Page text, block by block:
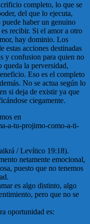
completo, lo que se
del que lo ejecuta,
haber un genuino
recibir. Si el amor a otro
hay dominio. Los
estas acciones destinadas
y confusion para quien no
queda la perversidad,
Eso es el completo
No se actua según lo
si deja de existir ya que
ciegamente.
en
a-tu-projimo-como-a-ti-
/ Levítico 19:18).
netamente emocional,
puesto que no tenemos
es algo distinto, algo
pero que no se
oportunidad es: